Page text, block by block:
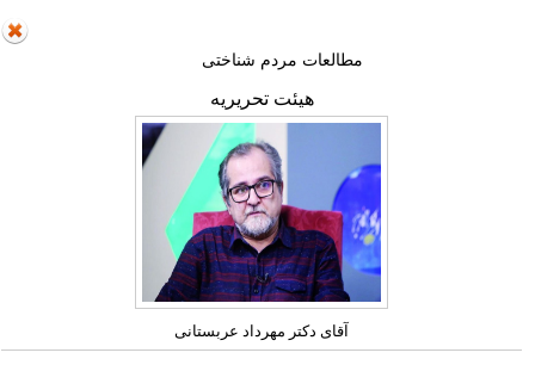
مطالعات مردم شناختی
هیئت تحریریه
آقای دکتر مهرداد عربستانی